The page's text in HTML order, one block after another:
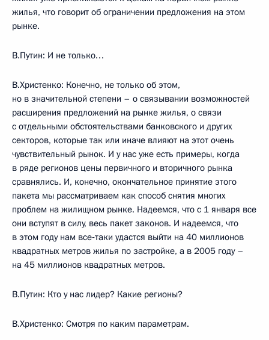
жилья, что говорит об ограничении предложения на этом
рынке.
В.Путин: И не только…
В.Христенко: Конечно, не только об этом,
но в значительной степени – о связывании возможностей
расширения предложений на рынке жилья, о связи
с отдельными обстоятельствами банковского и других
секторов, которые так или иначе влияют на этот очень
чувствительный рынок. И у нас уже есть примеры, когда
в ряде регионов цены первичного и вторичного рынка
сравнялись. И, конечно, окончательное принятие этого
пакета мы рассматриваем как способ снятия многих
проблем на жилищном рынке. Надеемся, что с 1 января все
они вступят в силу, весь пакет законов. И надеемся, что
в этом году нам все‑таки удастся выйти на 40 миллионов
квадратных метров жилья по застройке, а в 2005 году –
на 45 миллионов квадратных метров.
В.Путин: Кто у нас лидер? Какие регионы?
В.Христенко: Смотря по каким параметрам.